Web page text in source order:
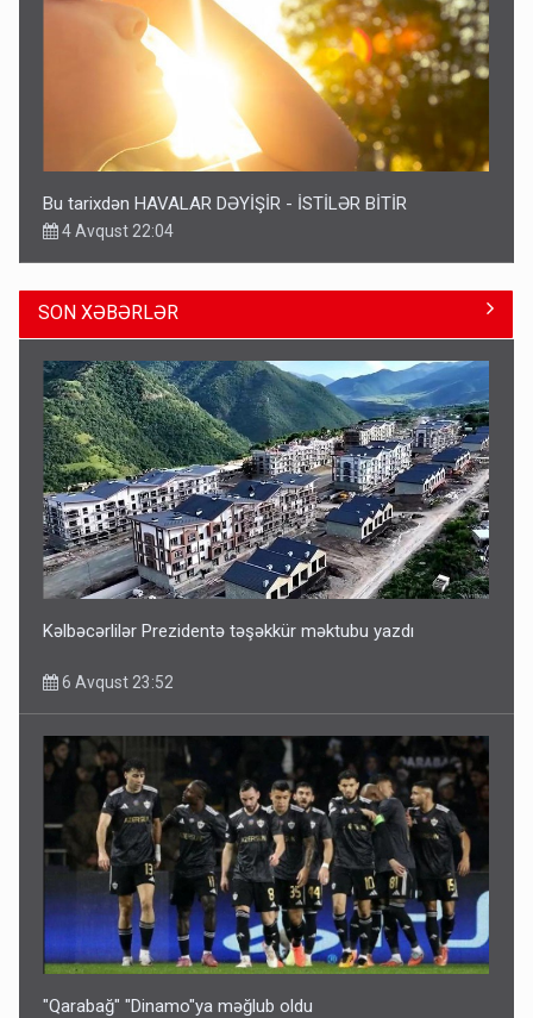
Bu tarixdən HAVALAR DƏYİŞİR - İSTİLƏR BİTİR
4 Avqust 22:04
ŞOK! David Seliverstov ölkədən qaçdı
6 Avqust 14:14
Bu ölkələrə şəxsiyyət vəsiqəsi ilə gedə biləcəksiniz -
SİYAHI
6 Avqust 10:53
SON XƏBƏRLƏR
Kəlbəcərlilər Prezidentə təşəkkür məktubu yazdı
6 Avqust 23:52
"Qarabağ" "Dinamo"ya məğlub oldu